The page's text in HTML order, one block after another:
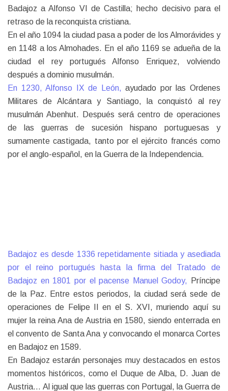
Badajoz a Alfonso VI de Castilla; hecho decisivo para el
retraso de la reconquista cristiana.
En el año 1094 la ciudad pasa a poder de los Almorávides y
en 1148 a los Almohades. En el año 1169 se adueña de la
ciudad el rey portugués Alfonso Enriquez, volviendo
después a dominio musulmán.
En 1230, Alfonso IX de León,ayudado por las Ordenes
Militares de Alcántara y Santiago, la conquistó al rey
musulmán Abenhut. Después será centro de operaciones
de las guerras de sucesión hispano portuguesas y
sumamente castigada, tanto por el ejército francés como
por el anglo-español, en la Guerra de la Independencia.
Badajoz es desde 1336 repetidamente sitiada y asediada
por el reino portugués hasta la firma del Tratado de
Badajoz en 1801 por el pacense Manuel Godoy,
Príncipe
de la Paz. Entre estos periodos, la ciudad será sede de
operaciones de Felipe II en el S. XVI, muriendo aquí su
mujer la reina Ana de Austria en 1580, siendo enterrada en
el convento de Santa Ana y convocando el monarca Cortes
en Badajoz en 1589.
En Badajoz estarán personajes muy destacados en estos
momentos históricos, como el Duque de Alba, D. Juan de
Austria… Al igual que las guerras con Portugal, la Guerra de